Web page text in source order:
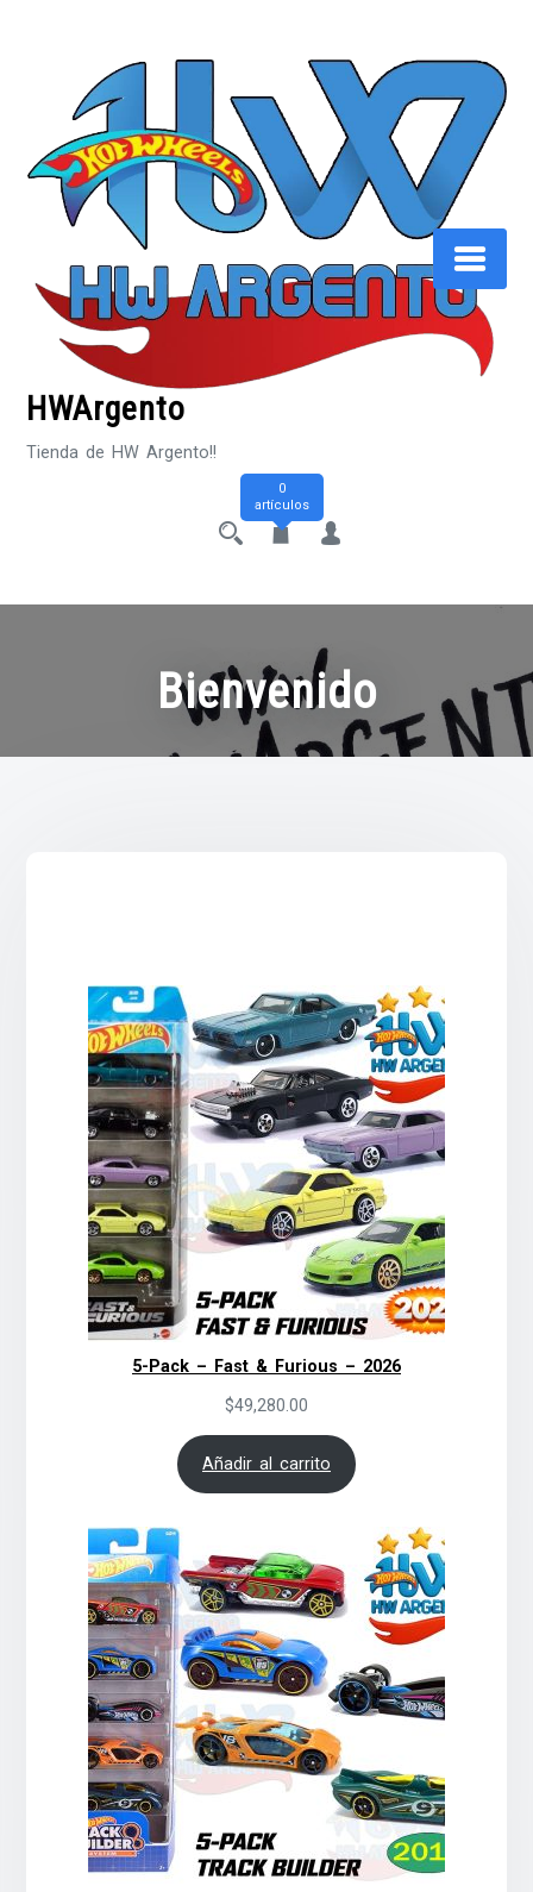
HWArgento
Tienda de HW Argento!!
0
artículos
Bienvenido
5-Pack – Fast & Furious – 2026
$49,280.00
Añadir al carrito